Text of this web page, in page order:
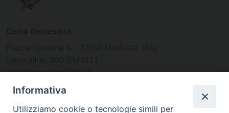
www.diocesimolfetta.it –
diocesimolfetta@pec.chiesacattolica.it
Informativa
Utilizziamo cookie o tecnologie simili per